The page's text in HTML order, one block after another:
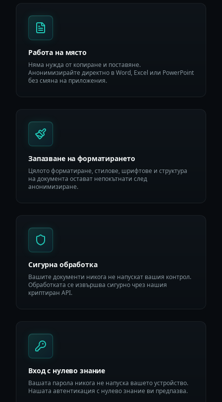
Работа на място
Няма нужда от копиране и поставяне.
Анонимизирайте директно в Word, Excel или PowerPoint
без смяна на приложения.
Запазване на форматирането
Цялото форматиране, стилове, шрифтове и структура
на документа остават непокътнати след
анонимизиране.
Сигурна обработка
Вашите документи никога не напускат вашия контрол.
Обработката се извършва сигурно чрез нашия
криптиран API.
Вход с нулево знание
Вашата парола никога не напуска вашето устройство.
Нашата автентикация с нулево знание ви предпазва.